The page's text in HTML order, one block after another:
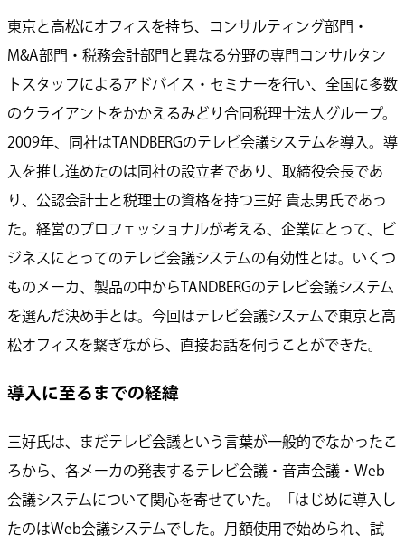
東京と高松にオフィスを持ち、コンサルティング部門・
M&A部門・税務会計部門と異なる分野の専門コンサルタン
トスタッフによるアドバイス・セミナーを行い、全国に多数
のクライアントをかかえるみどり合同税理士法人グループ。
2009年、同社はTANDBERGのテレビ会議システムを導入。導
入を推し進めたのは同社の設立者であり、取締役会長であ
り、公認会計士と税理士の資格を持つ三好 貴志男氏であっ
た。経営のプロフェッショナルが考える、企業にとって、ビ
ジネスにとってのテレビ会議システムの有効性とは。いくつ
ものメーカ、製品の中からTANDBERGのテレビ会議システム
を選んだ決め手とは。今回はテレビ会議システムで東京と高
松オフィスを繋ぎながら、直接お話を伺うことができた。
導入に至るまでの経緯
三好氏は、まだテレビ会議という言葉が一般的でなかったこ
ろから、各メーカの発表するテレビ会議・音声会議・Web
会議システムについて関心を寄せていた。「はじめに導入し
たのはWeb会議システムでした。月額使用で始められ、試